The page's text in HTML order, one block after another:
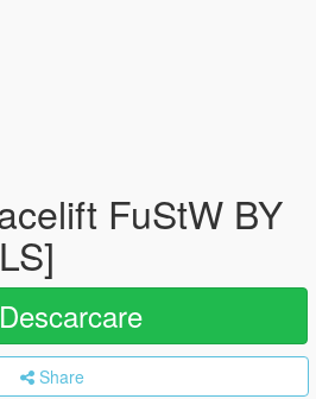
FuStW BY
Descarcare
Share